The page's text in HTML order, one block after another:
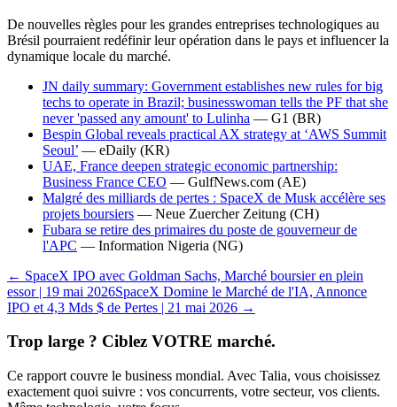
De nouvelles règles pour les grandes entreprises technologiques au
Brésil pourraient redéfinir leur opération dans le pays et influencer la
dynamique locale du marché.
JN daily summary: Government establishes new rules for big
techs to operate in Brazil; businesswoman tells the PF that she
never 'passed any amount' to Lulinha — G1 (BR)
Bespin Global reveals practical AX strategy at ‘AWS Summit
Seoul’ — eDaily (KR)
UAE, France deepen strategic economic partnership:
Business France CEO — GulfNews.com (AE)
Malgré des milliards de pertes : SpaceX de Musk accélère ses
projets boursiers — Neue Zuercher Zeitung (CH)
Fubara se retire des primaires du poste de gouverneur de
l'APC — Information Nigeria (NG)
← SpaceX IPO avec Goldman Sachs, Marché boursier en plein
essor | 19 mai 2026SpaceX Domine le Marché de l'IA, Annonce
IPO et 4,3 Mds $ de Pertes | 21 mai 2026 →
Trop large ? Ciblez VOTRE marché.
Ce rapport couvre le business mondial. Avec Talia, vous choisissez
exactement quoi suivre : vos concurrents, votre secteur, vos clients.